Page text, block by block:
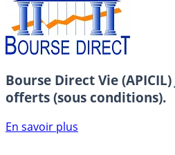
Bourse Direct Vie (APICIL)
offerts (sous conditions).
En savoir plus